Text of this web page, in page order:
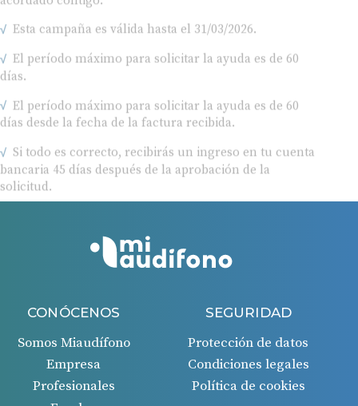
Esta campaña es válida hasta el 31/03/2026.
El período máximo para solicitar la ayuda es de 60
días.
días desde la fecha de la factura recibida.
bancaria 45 días después de la aprobación de la
solicitud.
CONÓCENOS
Somos Miaudífono
Empresa
Profesionales
SEGURIDAD
Protección de datos
Condiciones legales
Política de cookies